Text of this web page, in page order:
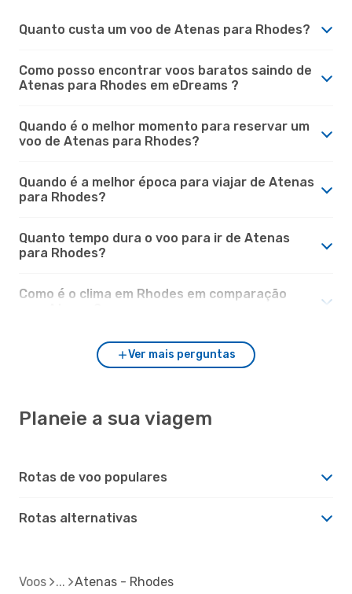
Quanto custa um voo de Atenas para Rhodes?
Como posso encontrar voos baratos saindo de
Atenas para Rhodes em eDreams ?
Quando é o melhor momento para reservar um
voo de Atenas para Rhodes?
Quando é a melhor época para viajar de Atenas
para Rhodes?
Quanto tempo dura o voo para ir de Atenas
para Rhodes?
Como é o clima em Rhodes em comparação
Ver mais perguntas
Planeie a sua viagem
Rotas de voo populares
Rotas alternativas
Voos Atenas - Rhodes